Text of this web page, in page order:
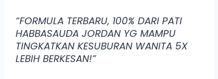
“FORMULA TERBARU, 100% DARI PATI
HABBASAUDA JORDAN YG MAMPU
TINGKATKAN KESUBURAN WANITA 5X
LEBIH BERKESAN!”